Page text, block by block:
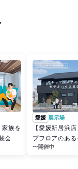
家族を
会
愛媛 展示場
【愛媛新居浜
プフロアのあ
ウス見学会
〜開催中